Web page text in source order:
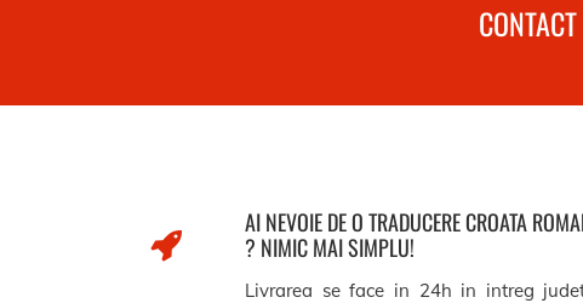
AI NEVOIE DE O TRADUCERE CROATA
? NIMIC MAI SIMPLU!
Livrarea se face in 24h in intreg